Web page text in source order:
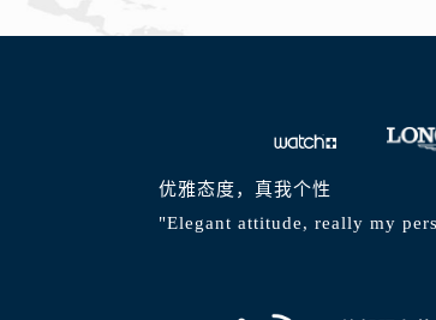
优雅态度，真我个性
"Elegant attitude, really my